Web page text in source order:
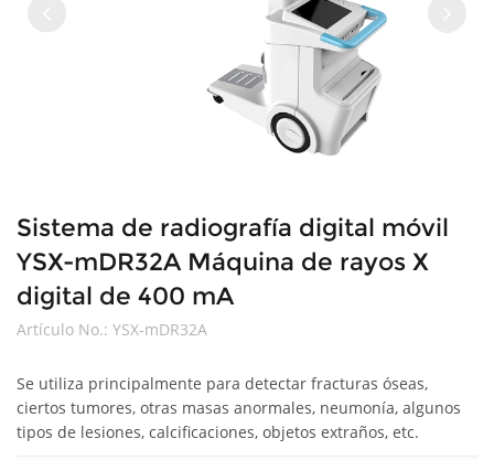
Sistema de radiografía digital móvil
YSX-mDR32A Máquina de rayos X
digital de 400 mA
Artículo No.: YSX-mDR32A
Se utiliza principalmente para detectar fracturas óseas,
ciertos tumores, otras masas anormales, neumonía, algunos
tipos de lesiones, calcificaciones, objetos extraños, etc.